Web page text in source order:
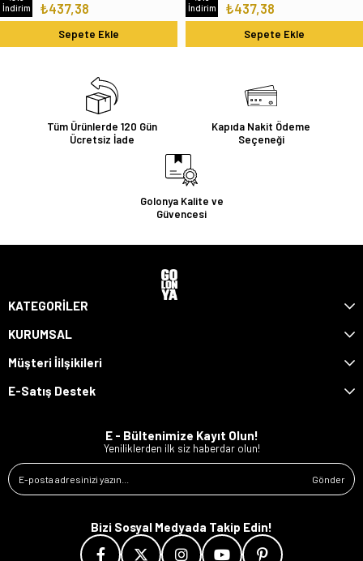
İndirim
₺437,38
Sepete Ekle
İndirim
₺437,38
Sepete Ekle
Tüm Ürünlerde 120 Gün
Ücretsiz İade
Kapıda Nakit Ödeme
Seçeneği
Golonya Kalite ve
Güvencesi
KATEGORİLER
KURUMSAL
Müşteri İilşikileri
E-Satış Destek
E - Bültenimize Kayıt Olun!
Yeniliklerden ilk siz haberdar olun!
Gönder
Bizi Sosyal Medyada Takip Edin!